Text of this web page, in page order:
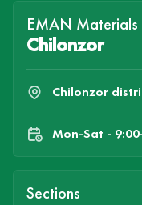
EMAN Materials
Chilonzor
Chilonzor
Mon-Sat -
Sections